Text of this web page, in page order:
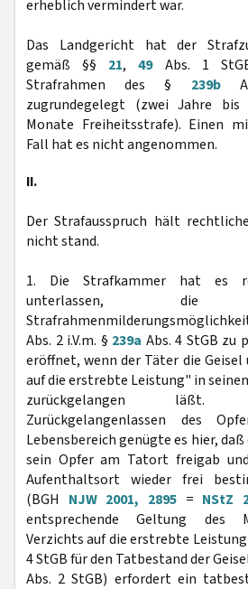
erheblich vermindert war.
Das Landgericht hat der
gemäß §§ 21,49Abs. 1
Strafrahmen des § 239b
zugrundegelegt (zwei Jahre
Monate Freiheitsstrafe). Einen
Fall hat es nicht angenommen.
II.
Der Strafausspruch hält
nicht stand.
1. Die Strafkammer hat es
unterlassen, die
Abs. 2 i.V.m. § 239a Abs. 4 StGB zu
eröffnet, wenn der Täter die
auf die erstrebte Leistung" in
zurückgelangen
Zurückgelangenlassen des
Lebensbereich genügte es hier,
sein Opfer am Tatort freigab
Aufenthaltsort wieder frei
(BGH NJW 2001, 2895= NStZ
entsprechende Geltung des
Verzichts auf die erstrebte Leistung
4 StGB für den Tatbestand der
Abs. 2 StGB) erfordert ein